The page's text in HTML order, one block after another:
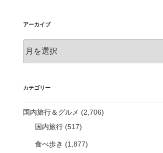
アーカイブ
ー
ブ
カテゴリー
国内旅行＆グルメ (2,706)
国内旅行(517)
食べ歩き (1,877)